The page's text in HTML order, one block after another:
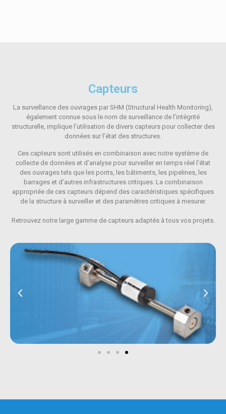
Capteurs
La surveillance des ouvrages par SHM (Structural Health Monitoring),
également connue sous le nom de surveillance de l’intégrité
structurelle, implique l’utilisation de divers capteurs pour collecter des
données sur l’état des structures.
Ces capteurs sont utilisés en combinaison avec notre système de
collecte de données et d’analyse pour surveiller en temps réel l’état
des ouvrages tels que les ponts, les bâtiments, les pipelines, les
barrages et d’autres infrastructures critiques. La combinaison
appropriée de ces capteurs dépend des caractéristiques spécifiques
de la structure à surveiller et des paramètres critiques à mesurer.
Retrouvez notre large gamme de capteurs adaptés à tous vos projets.